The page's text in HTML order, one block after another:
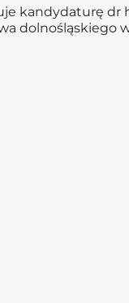
kandydaturę dr
dolnośląskiego